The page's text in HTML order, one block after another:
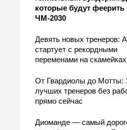
которые будут феерить
ЧМ-2030
Девять новых тренеров:
стартует с рекордными
переменами на скамейках
От Гвардиолы до Мотты:
лучших тренеров без
прямо сейчас
Диоманде — самый